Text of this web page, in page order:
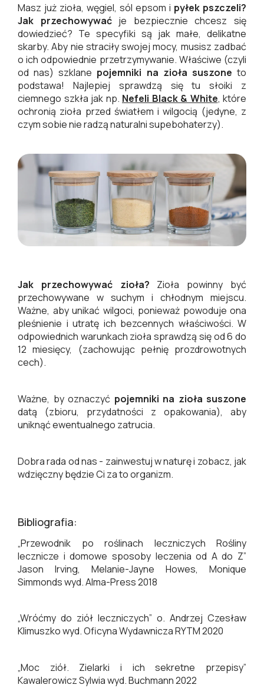
Masz już zioła, węgiel, sól epsom i pyłek pszczeli?
Jak przechowywaćje bezpiecznie chcesz się
dowiedzieć? Te specyfiki są jak małe, delikatne
skarby. Aby nie straciły swojej mocy, musisz zadbać
o ich odpowiednie przetrzymywanie. Właściwe (czyli
od nas) szklane pojemniki na zioła suszone to
podstawa! Najlepiej sprawdzą się tu słoiki z
ciemnego szkła jak np. Nefeli Black & White, które
ochronią zioła przed światłem i wilgocią (jedyne, z
czym sobie nie radzą naturalni supebohaterzy).
Jak przechowywać zioła? Zioła powinny być
przechowywane w suchym i chłodnym miejscu.
Ważne, aby unikać wilgoci, ponieważ powoduje ona
pleśnienie i utratę ich bezcennych właściwości. W
odpowiednich warunkach zioła sprawdzą się od 6 do
12 miesięcy, (zachowując pełnię prozdrowotnych
cech).
Ważne, by oznaczyć pojemniki na zioła suszone
datą (zbioru, przydatności z opakowania), aby
uniknąć ewentualnego zatrucia.
Dobra rada od nas - zainwestuj w naturę i zobacz, jak
wdzięczny będzie Ci za to organizm.
Bibliografia:
„Przewodnik po roślinach leczniczych Rośliny
lecznicze i domowe sposoby leczenia od A do Z”
Jason Irving, Melanie-Jayne Howes, Monique
Simmonds wyd. Alma-Press 2018
„Wróćmy do ziół leczniczych” o. Andrzej Czesław
Klimuszko wyd. Oficyna Wydawnicza RYTM 2020
„Moc ziół. Zielarki i ich sekretne przepisy”
Kawalerowicz Sylwia wyd. Buchmann 2022